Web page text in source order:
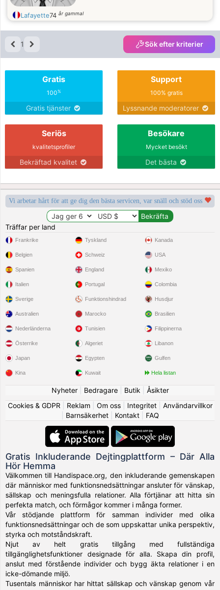
Lafayette74 år gammal
1 Sök efter kriterier
Gratis
100%
Gratis tjänster
Support
100% gratis
Lyssnande moderatorer
Seriös
kvalitetsprofiler
Bekräftad kvalitet
Besökare
Mycket besökt
Det bästa
Vi arbetar hårt för att ge dig den bästa servicen, var snäll och stöd oss
Träffar per land
Frankrike
Belgien
Spanien
Italien
Sverige
Tyskland
Schweiz
England
Portugal
Funktionshindrad
Kanada
USA
Mexiko
Colombia
Husdjur
Australien
Nederländerna
Österrike
Japan
Kina
Marocko
Tunisien
Algeriet
Egypten
Kuwait
Brasilien
Filippinerna
Libanon
Gulfen
Hela listan
Nyheter| Bedragare| Butik
Åsikter
Cookies & GDPR
Reklam Om oss| Integritet| Användarvillkor
Barnsäkerhet| Kontakt| FAQ
Gratis Inkluderande Dejtingplattform – Där Alla
Hör Hemma
Välkommen till Handispace.org, den inkluderande gemenskapen
där människor med funktionsnedsättningar ansluter för vänskap,
sällskap och meningsfulla relationer. Alla förtjänar att hitta sin
perfekta match, och förmågor kommer i många former.
Vår stödjande plattform för samman individer med olika
funktionsnedsättningar och de som uppskattar unika perspektiv,
styrka och motståndskraft.
Njut av helt gratis tillgång med fullständiga
tillgänglighetsfunktioner designade för alla. Skapa din profil,
anslut med förstående individer och bygg äkta relationer i en
icke-dömande miljö.
Tusentals människor har hittat sällskap och vänskap genom vår